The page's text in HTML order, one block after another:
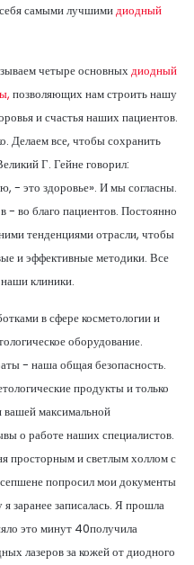
себя самыми лучшимидиодный
четыре основныхдиодный
позволяющих нам строить нашу
и счастья наших пациентов.
Делаем все, чтобы сохранить
Г. Гейне говорил:
- это здоровье». И мы согласны.
- во благо пациентов. Постоянно
тенденциями отрасли, чтобы
и эффективные методики. Все
клиники.
в сфере косметологии и
оборудование.
- наша общая безопасность.
продукты и только
вашей максимальной
о работе наших специалистов.
просторным и светлым холлом с
попросил мои документы
заранее записалась. Я прошла
это минут 40получила
лазеров за кожей от диодного